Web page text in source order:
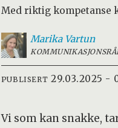
Med riktig kompetanse
Marika Vartun
PUBLISERT 29.03.2025 -
Vi som kan snakke,